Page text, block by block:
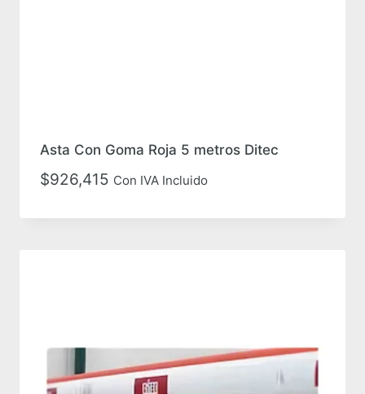
Asta Con Goma Roja 5 metros Ditec
$926,415 Con IVA Incluido